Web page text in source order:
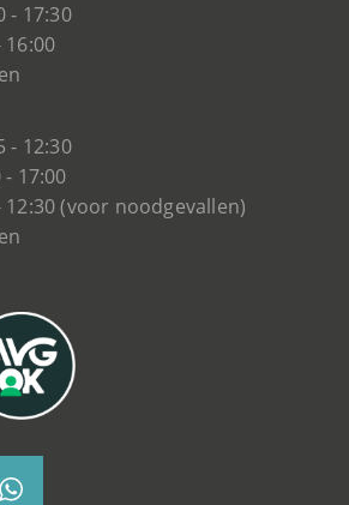
- 17:30
- 12:30
(voor noodgevallen)